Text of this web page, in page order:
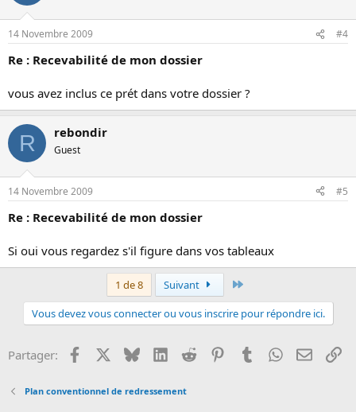
14 Novembre 2009 #4
Re : Recevabilité de mon dossier
vous avez inclus ce prét dans votre dossier ?
R rebondir
Guest
14 Novembre 2009 #5
Re : Recevabilité de mon dossier
Si oui vous regardez s'il figure dans vos tableaux
1 de 8 Suivant
Vous devez vous connecter ou vous inscrire pour répondre ici.
Partager: Facebook BlueskyLinkedInReddit PinterestTumblrWhatsApp
Email
Plan conventionnel de redressement